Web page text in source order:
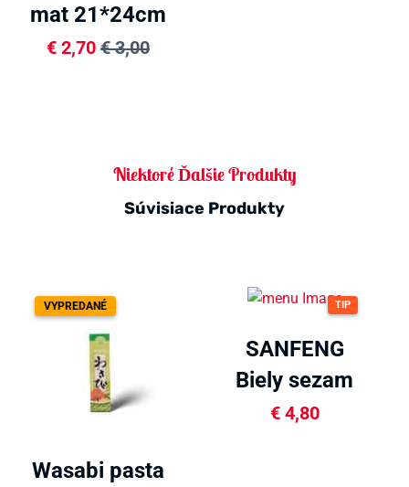
mat 21*24cm
€ 2,70 €3,00
Niektoré Ďalšie Produkty
Súvisiace Produkty
VYPREDANÉ
Wasabi pasta
TIP
SANFENG
Biely sezam
pražený 130g
€4,80